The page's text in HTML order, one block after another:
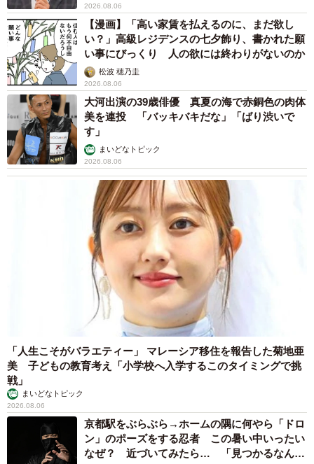
2026.08.06
【漫画】「高い家賃を払えるのに、まだ欲し
い？」高級レジデンスの七夕飾り、書かれた願
い事にびっくり 人の欲には終わりがないのか
松波 穂乃圭
2026.08.06
大河出演の39歳俳優 真夏の海で赤銅色の肉体
美を連投 「バッキバキだな」「ばり渋いで
す」
まいどなトピック
2026.08.06
「人生こそがバラエティー」 マレーシア移住を報告した菊地亜
美 子どもの教育考え「小学校へ入学するこのタイミングで挑
戦」
まいどなトピック
2026.08.06
京都駅をぶらぶら→ホームの隅に何やら「ドロ
ン」のポーズをする忍者 この暑い中いったい
なぜ？ 近づいてみたら… 「見つかるなんて